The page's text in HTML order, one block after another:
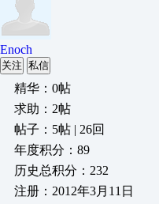
Enoch
关注 私信
精华：0帖
求助：2帖
帖子：5帖 | 26回
年度积分：89
历史总积分：232
注册：2012年3月11日